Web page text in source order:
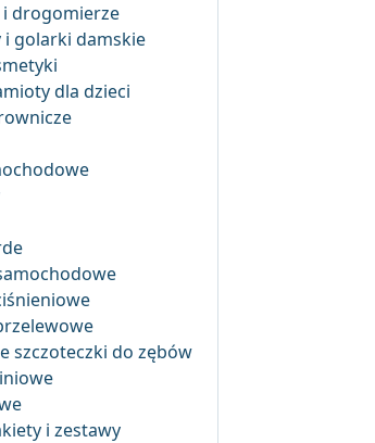
i drogomierze
i golarki damskie
dla dzieci
szczoteczki do zębów
i zestawy